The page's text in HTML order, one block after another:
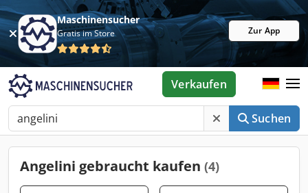
Maschinensucher
Gratis im Store Zur App
Suchen
Verkaufen
Angelini gebraucht kaufen (4)